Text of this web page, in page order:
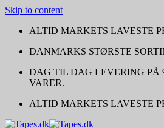
Skip to content
ALTID MARKETS LAVESTE
DANMARKS STØRSTE
DAG TIL DAG LEVERING PÅ
VARER.
ALTID MARKETS LAVESTE